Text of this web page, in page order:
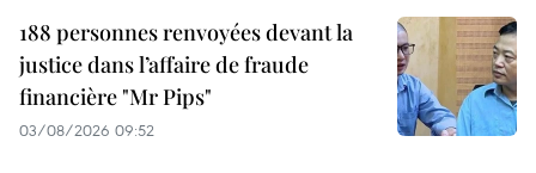
188 personnes renvoyées devant la
justice dans l’affaire de fraude
financière "Mr Pips"
03/08/2026 09:52